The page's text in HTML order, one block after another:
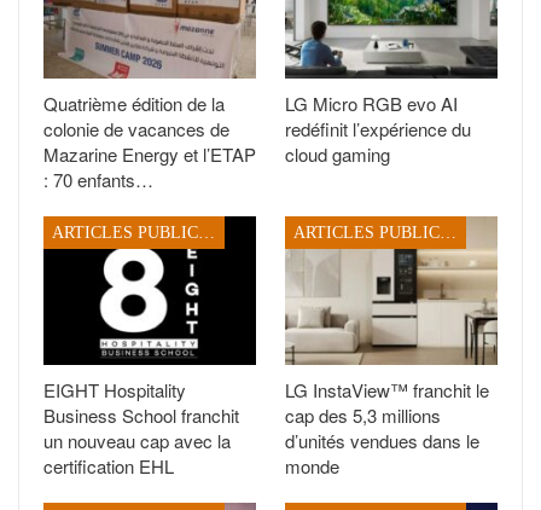
Quatrième édition de la
colonie de vacances de
Mazarine Energy et l’ETAP
: 70 enfants…
LG Micro RGB evo AI
redéfinit l’expérience du
cloud gaming
EIGHT Hospitality
Business School franchit
un nouveau cap avec la
certification EHL
LG InstaView™ franchit le
cap des 5,3 millions
d’unités vendues dans le
monde